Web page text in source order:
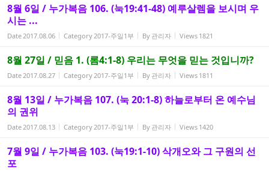
8월 6일 / 누가복음 106. (눅19:41-48) 예루살렘을 보시며 우
시는 ...
Date2017.08.06 Category2017-주일1부 By 관리자 Views 1821
8월 27일 / 믿음 1. (롬4:1-8) 우리는 무엇을 믿는 것입니까?
Date2017.08.27 Category2017-주일1부 By 관리자 Views 1811
8월 13일 / 누가복음 107. (눅 20:1-8) 하늘로부터 온 예수님
의 권위
Date2017.08.13 Category2017-주일1부 By 관리자 Views 1420
7월 9일 / 누가복음 103. (눅19:1-10) 삭개오와 그 구원의 선
포